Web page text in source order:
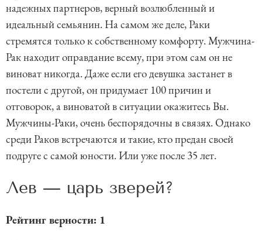
надежных партнеров, верный возлюбленный и
идеальный семьянин. На самом же деле, Раки
стремятся только к собственному комфорту. Мужчина-
Рак находит оправдание всему, при этом сам он не
виноват никогда. Даже если его девушка застанет в
постели с другой, он придумает 100 причин и
отговорок, а виноватой в ситуации окажитесь Вы.
Мужчины-Раки, очень беспорядочны в связях. Однако
среди Раков встречаются и такие, кто предан своей
подруге с самой юности. Или уже после 35 лет.
Лев — царь зверей?
Рейтинг верности: 1